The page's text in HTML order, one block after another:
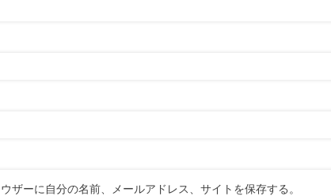
ザーに自分の名前、メールアドレス、サイトを保存する。